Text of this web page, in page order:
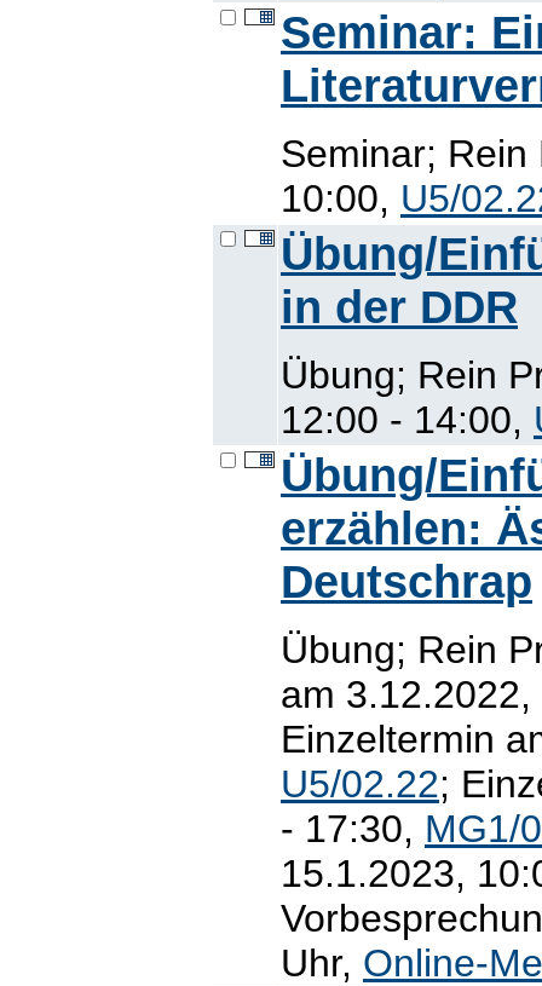
Seminar:
Seminar; Rein
10:00, U5/
Übung/
in der DDR
Übung; Rein
12:00 - 14:00,
Übung/
erzählen:
Deutschrap
Übung; Rein
am
Einzeltermin
U5/02.22;
- 17:30, MG1/
15.1.2023,
Uhr, Online-